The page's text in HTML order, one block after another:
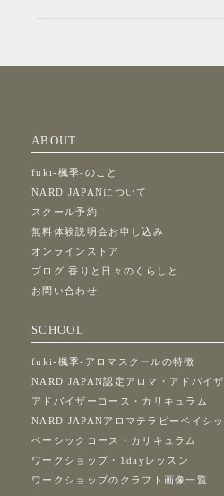
ABOUT
fuki-楓季-のこと
NARD JAPANについて
スクール予約
無料体験説明会お申し込み
オンラインストア
ブログ 香りと日々のくらしと
お問い合わせ
SCHOOL
fuki-楓季-アロマスクールの特徴
NARD JAPAN認定アロマ・アドバイ
アドバイザーコース・カリキュラム
NARD JAPANアロマテラピーベイシ
ベーシックコース・カリキュラム
ワークショップ・1dayレッスン
ワークショップのクラフト画像一覧